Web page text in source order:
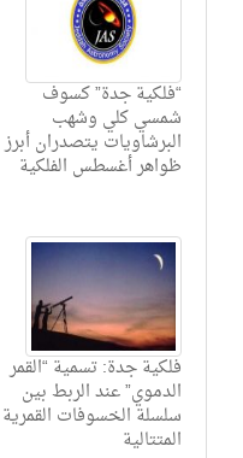
“فلكية جدة” كسوف
شمسي كلي وشهب
البرشاويات يتصدران أبرز
ظواهر أغسطس الفلكية
فلكية جدة: تسمية “القمر
الدموي” عند الربط بين
سلسلة الخسوفات القمرية
المتتالية